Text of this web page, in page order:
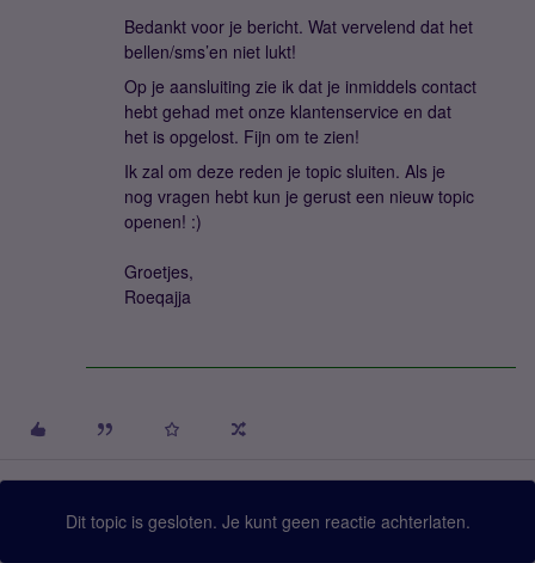
Bedankt voor je bericht. Wat vervelend dat het
bellen/sms’en niet lukt!
Op je aansluiting zie ik dat je inmiddels contact
hebt gehad met onze klantenservice en dat
het is opgelost. Fijn om te zien!
Ik zal om deze reden je topic sluiten. Als je
nog vragen hebt kun je gerust een nieuw topic
openen! :)
Groetjes,
Roeqajja
Dit topic is gesloten. Je kunt geen reactie achterlaten.